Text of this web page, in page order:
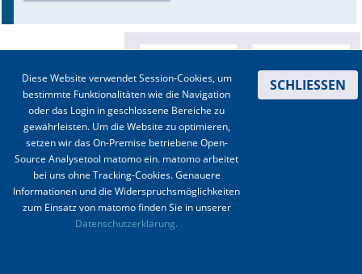
Autoren-Service
Bestell-Service
Stellenmarkt
Kongresskalender
Impressum Datenschutz
Diese Website verwendet Session-Cookies, um
bestimmte Funktionalitäten wie die Navigation
oder das Login in geschlossene Bereiche zu
gewährleisten. Um die Website zu optimieren,
setzen wir das On-Premise betriebene Open-
Source Analysetool matomo ein. matomo arbeitet
bei uns ohne Tracking-Cookies. Genauere
Informationen und die Widerspruchsmöglichkeiten
zum Einsatz von matomo finden Sie in unserer
Datenschutzerklärung.
SCHLIESSEN